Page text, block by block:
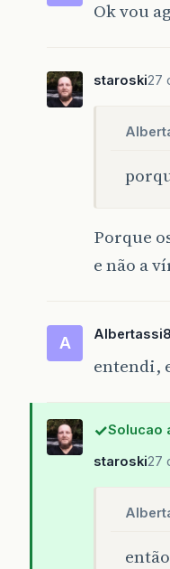
Ok vou
staroski27
Porque
e não a
A
entendi,
Solucao
staroski27